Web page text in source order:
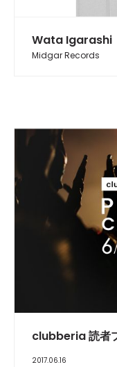
Wata Igarashi
Midgar Records
clubberia 読者
2017.06.16